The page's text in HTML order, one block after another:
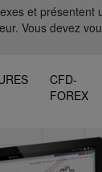
et
Vous devez
CFD-
FOREX